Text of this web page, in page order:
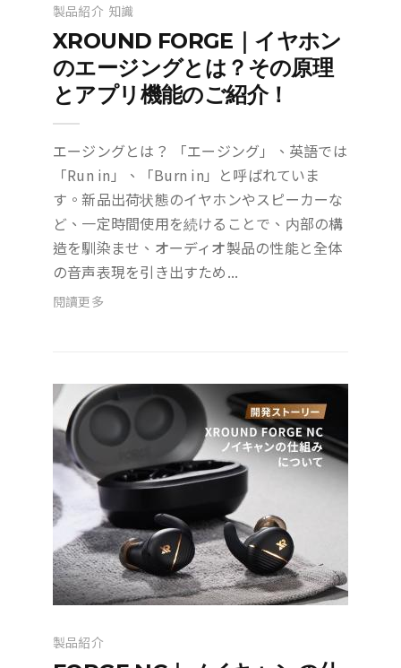
製品紹介 知識
XROUND FORGE｜イヤホン
のエージングとは？その原理
とアプリ機能のご紹介！
エージングとは？ 「エージング」、英語では
「Run in」、「Burn in」と呼ばれていま
す。新品出荷状態のイヤホンやスピーカーな
ど、一定時間使用を続けることで、内部の構
造を馴染ませ、オーディオ製品の性能と全体
の音声表現を引き出すため...
閱讀更多
製品紹介